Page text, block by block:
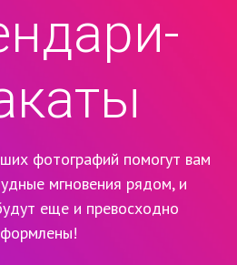
фотографий помогут вам
мгновения рядом, и
еще и превосходно